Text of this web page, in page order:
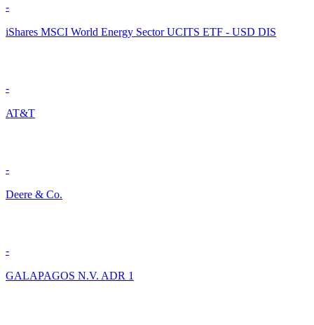
-
iShares MSCI World Energy Sector UCITS ETF - USD DIS
-
AT&T
-
Deere & Co.
-
GALAPAGOS N.V. ADR 1